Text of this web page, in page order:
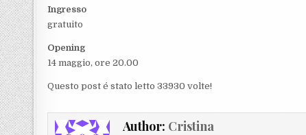
Ingresso
gratuito
Opening
14 maggio, ore 20.00
Questo post é stato letto 33930 volte!
Author: Cristina